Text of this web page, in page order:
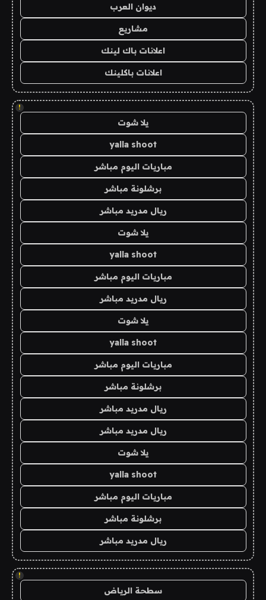
ديوان العرب
مشاريع
اعلانات باك لينك
اعلانات باكلينك
!
يلا شوت
yalla shoot
مباريات اليوم مباشر
برشلونة مباشر
ريال مدريد مباشر
يلا شوت
yalla shoot
مباريات اليوم مباشر
ريال مدريد مباشر
يلا شوت
yalla shoot
مباريات اليوم مباشر
برشلونة مباشر
ريال مدريد مباشر
ريال مدريد مباشر
يلا شوت
yalla shoot
مباريات اليوم مباشر
برشلونة مباشر
ريال مدريد مباشر
!
سطحة الرياض